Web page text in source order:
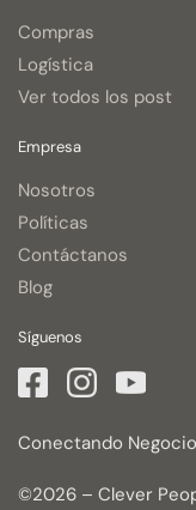
Compras
Logística
Ver todos los post
Empresa
Nosotros
Políticas
Contáctanos
Blog
Síguenos
Conectando
©2026 – Clever